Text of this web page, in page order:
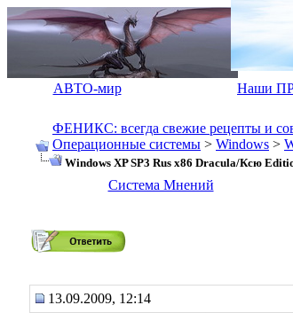
АВТО-мир Наши
ФЕНИКС: всегда свежие рецепты и
Операционные системы > Windows >
Windows XP SP3 Rus х86 Dracula/Ксю
Система Мнений
13.09.2009, 12:14